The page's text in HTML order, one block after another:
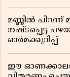
മണ്ണിൽ പിറന്ന്
നഷ്ടപ്പെട്ട
ഓർമക്കുറിപ്പ്
ഈ ഓണക്കാലത്ത്